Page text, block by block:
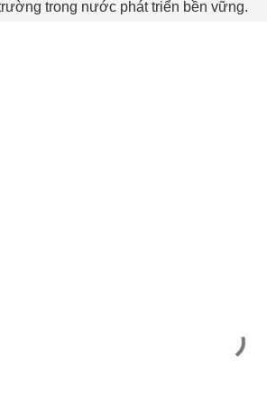
trong nước phát triển bền vững.